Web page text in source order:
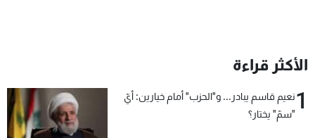
الأكثر قراءة
1نعيم قاسم يبادر... و"الحزب" أمام خيارين: أيّ
"سمّ" يختار؟